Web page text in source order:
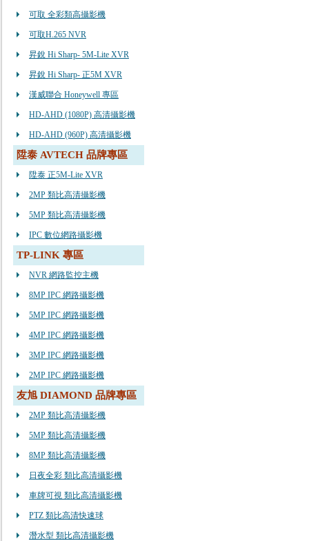
可取 全彩類高攝影機
可取H.265 NVR
昇銳 Hi Sharp- 5M-Lite XVR
昇銳 Hi Sharp- 正5M XVR
漢威聯合 Honeywell 專區
HD-AHD (1080P) 高清攝影機
HD-AHD (960P) 高清攝影機
陞泰 AVTECH 品牌專區
陞泰 正5M-Lite XVR
2MP 類比高清攝影機
5MP 類比高清攝影機
IPC 數位網路攝影機
TP-LINK 專區
NVR 網路監控主機
8MP IPC 網路攝影機
5MP IPC 網路攝影機
4MP IPC 網路攝影機
3MP IPC 網路攝影機
2MP IPC 網路攝影機
友旭 DIAMOND 品牌專區
2MP 類比高清攝影機
5MP 類比高清攝影機
8MP 類比高清攝影機
日夜全彩 類比高清攝影機
車牌可視 類比高清攝影機
PTZ 類比高清快速球
潛水型 類比高清攝影機